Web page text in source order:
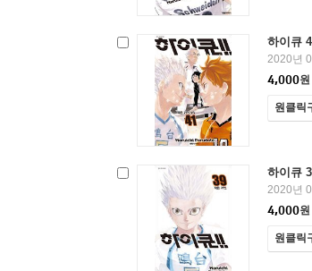
하이큐
2020년
4,000원
원클릭
하이큐
2020년
4,000원
원클릭